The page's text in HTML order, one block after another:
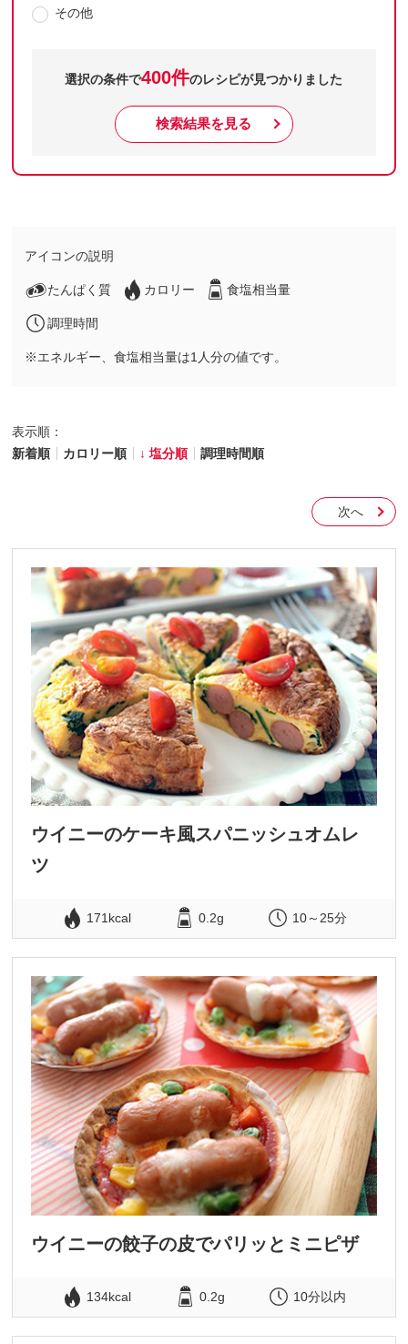
その他
選択の条件で400件のレシピが見つかりました
検索結果を見る
アイコンの説明
たんぱく質 カロリー 食塩相当量
調理時間
※エネルギー、食塩相当量は1人分の値です。
表示順：
新着順
カロリー順 塩分順 調理時間順
次へ
ウイニーのケーキ風スパニッシュオムレ
ツ
171kcal 0.2g 10～25分
ウイニーの餃子の皮でパリッとミニピザ
134kcal 0.2g 10分以内